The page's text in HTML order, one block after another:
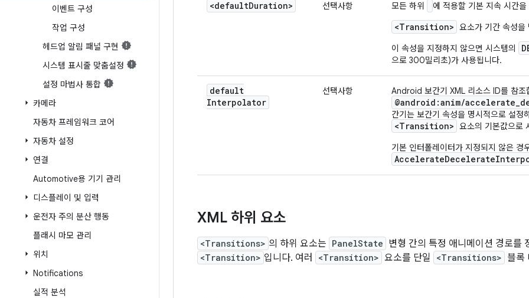
이벤트 구성
작업 구성
헤드업 알림 패널 구현
시스템 표시줄 맞춤설정
설정 마법사 통합
카메라
자동차 프레임워크 코어
자동차 설정
연결
Automotive용 기기 관리
디스플레이 및 입력
운전자 주의 분산 행동
플래시 마모 관리
위치
Notifications
실적 분석
<defaultDuration> 선택사항 모든 하위 에 적용할 기본 지속 시간
<Transition> 요소가 기간 속성을
이 속성을 지정하지 않으면 시스템의
으로 300밀리초)가 사용됩니다.
default
Interpolator
선택사항 Android 보간기 XML 리소스 ID를 참조
@android:anim/
간기는 보간기 속성을 명시적으로 설정
<Transition> 요소의 기본값으로
기본 인터폴레이터가 지정되지 않은 경
XML 하위 요소
<Transitions> 의 하위 요소는 PanelState 변형 간의 특정 애니메이션 경로를
<Transition> 입니다. 여러 <Transition> 요소를 단일 <Transitions> 블록